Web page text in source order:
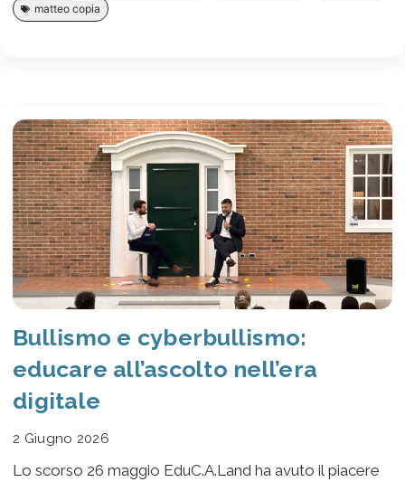
matteo copia
Bullismo e cyberbullismo:
educare all’ascolto nell’era
digitale
2 Giugno 2026
Lo scorso 26 maggio EduC.A.Land ha avuto il piacere